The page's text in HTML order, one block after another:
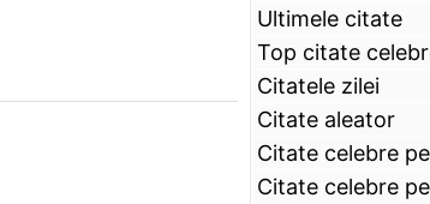
Ultimele citate
Top citate
Citatele zilei
Citate aleator
Citate celebre
Citate celebre